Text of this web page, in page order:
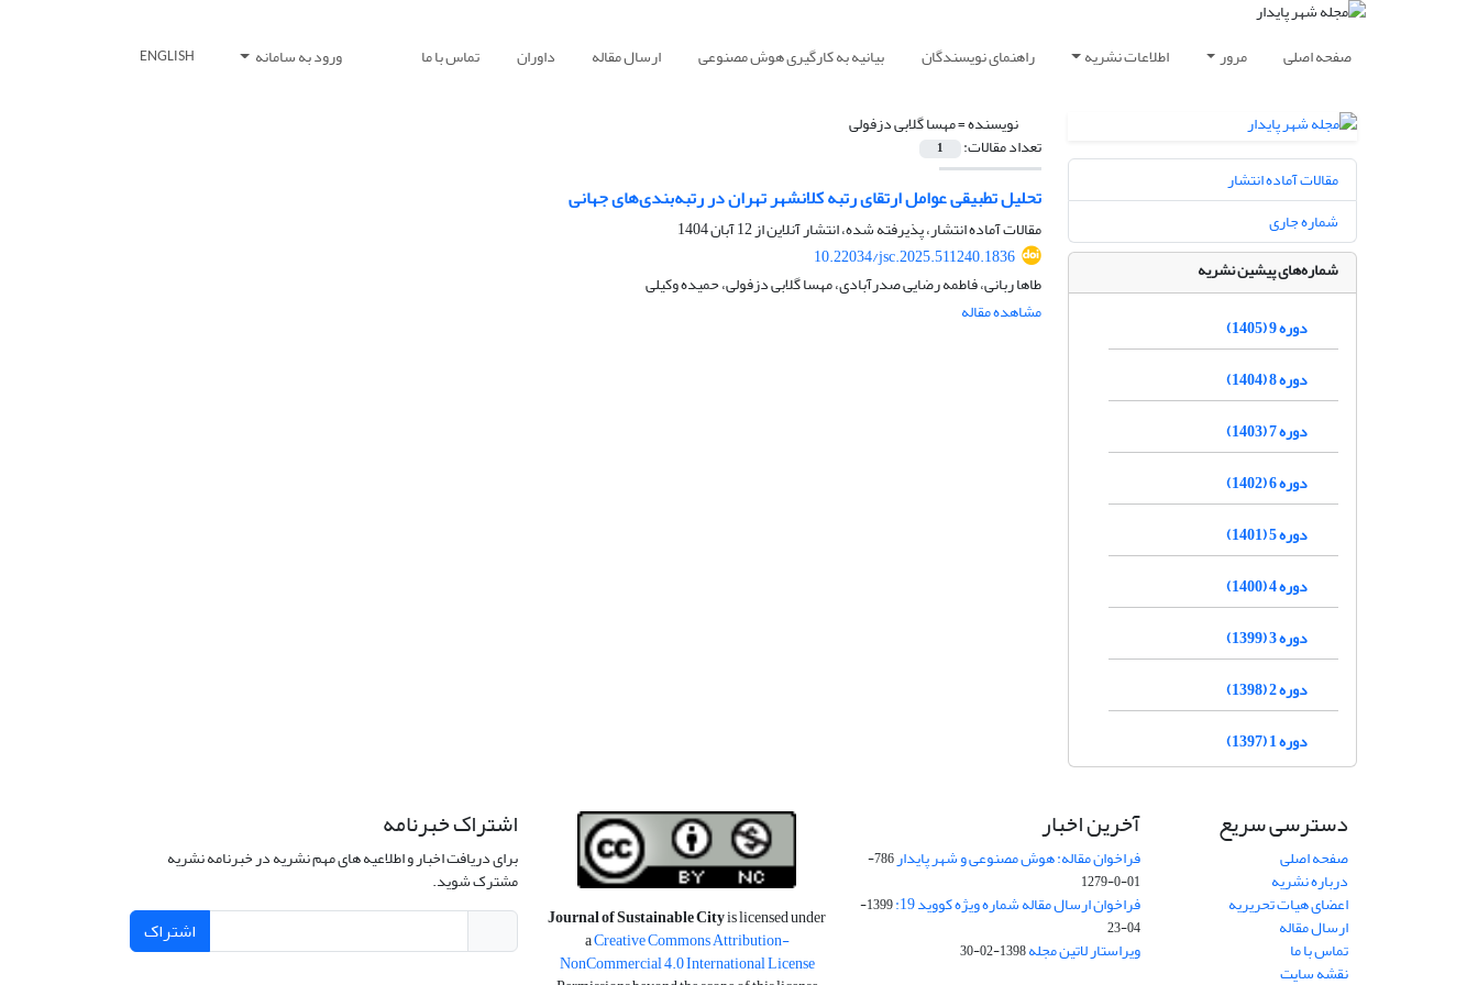
صفحه اصلی مرور اطلاعات نشریه راهنمای نویسندگان بیانیه به کارگیری هوش مصنوعی ارسال مقاله داوران تماس با ما ورود به سامانه ENGLISH
نویسنده =مهسا گلابی دزفولی
تعداد مقالات: 1
تحلیل تطبیقی عوامل ارتقای رتبه کلانشهر تهران در رتبه‌بندی‌های جهانی
مقالات آماده انتشار، پذیرفته شده، انتشار آنلاین از12 آبان 1404
10.22034/jsc.2025.511240.1836
طاها ربانی، فاطمه رضایی صدرآبادی، مهسا گلابی دزفولی، حمیده وکیلی
مشاهده مقاله
مقالات آماده انتشار
شماره جاری
شماره‌های پیشین نشریه
دوره 9 (1405)
دوره 8 (1404)
دوره 7 (1403)
دوره 6 (1402)
دوره 5 (1401)
دوره 4 (1400)
دوره 3 (1399)
دوره 2 (1398)
دوره 1 (1397)
دسترسی سریع
صفحه اصلی
درباره نشریه
اعضای هیات تحریریه
ارسال مقاله
تماس با ما
نقشه سایت
آخرین اخبار
فراخوان مقاله: هوش مصنوعی و شهر پایدار
786-
01-0-1279
فراخوان ارسال مقاله شماره ویژه کووید 19:
1399-
04-23
ویراستار لاتین مجله1398-02-30
Journal of Sustainable Cityis licensed under
aCreative Commons Attribution-
NonCommercial 4.0 International License
اشتراک خبرنامه
برای دریافت اخبار و اطلاعیه های مهم نشریه در خبرنامه نشریه
مشترک شوید.
اشتراک